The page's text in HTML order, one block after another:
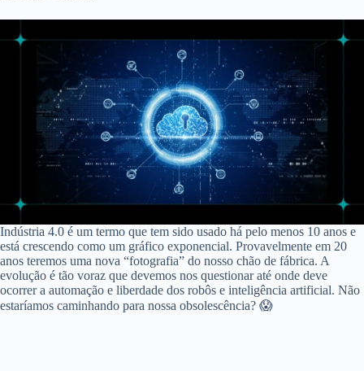
Indústria 4.0 é um termo que tem sido usado há pelo menos 10 anos e
está crescendo como um gráfico exponencial. Provavelmente em 20
anos teremos uma nova “fotografia” do nosso chão de fábrica. A
evolução é tão voraz que devemos nos questionar até onde deve
ocorrer a automação e liberdade dos robôs e inteligência artificial. Não
estaríamos caminhando para nossa obsolescência? 😱